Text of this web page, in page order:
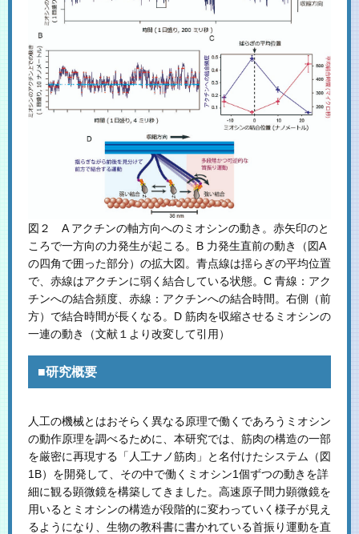
図２ A アクチンの軸方向へのミオシンの動き。赤矢印のと
ころで一方向の力発生が起こる。B 力発生直前の動き（図A
の四角で囲った部分）の拡大図。青点線は揺らぎの平均位置
で、赤線はアクチンに弱く結合している状態。C 青線：アク
チンへの結合頻度、赤線：アクチンへの結合時間。右側（前
方）で結合時間が長くなる。D 筋肉を収縮させるミオシンの
一連の動き（文献１より改変して引用）
■研究概要
人工の機械とはおそらく異なる原理で働くであろうミオシン
の動作原理を調べるために、本研究では、筋肉の構造の一部
を厳密に再現する「人工ナノ筋肉」と名付けたシステム（図
1B）を開発して、その中で働くミオシン1個ずつの動きを詳
細に観る顕微鏡を構築してきました。高速原子間力顕微鏡を
用いるとミオシンの構造が段階的に変わっていく様子が見え
るようになり、生物の教科書に書かれている首振り運動を直